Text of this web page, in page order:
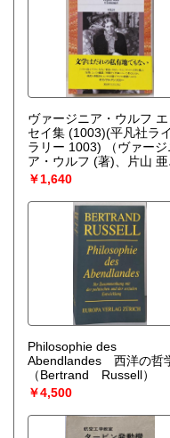
ヴァージニア・ウルフ エ
セイ集 (1003)(平凡社ラ
ラリー 1003)
（ヴァージ
ア・ウルフ (著)、片山 亜
(編集)）
￥1,640
Philosophie des
Abendlandes 西洋の哲
（Bertrand Russell）
￥4,500